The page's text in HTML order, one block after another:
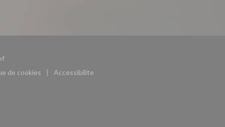
((ouvre une nouvelle fenêtre))
de cookies
((ouvre une nouvelle fenêtre))
Accessibilite